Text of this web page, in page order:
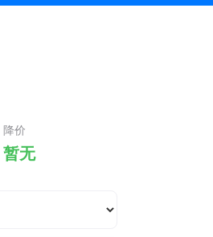
降价
暂无